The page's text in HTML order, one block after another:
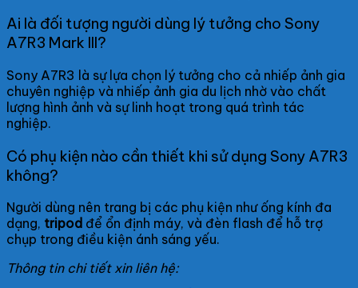
Ai là đối tượng người dùng lý tưởng cho Sony
A7R3 Mark III?
Sony A7R3 là sự lựa chọn lý tưởng cho cả nhiếp ảnh gia
chuyên nghiệp và nhiếp ảnh gia du lịch nhờ vào chất
lượng hình ảnh và sự linh hoạt trong quá trình tác
nghiệp.
Có phụ kiện nào cần thiết khi sử dụng Sony A7R3
không?
Người dùng nên trang bị các phụ kiện như ống kính đa
dạng, tripod để ổn định máy, và đèn flash để hỗ trợ
chụp trong điều kiện ánh sáng yếu.
Thông tin chi tiết xin liên hệ: